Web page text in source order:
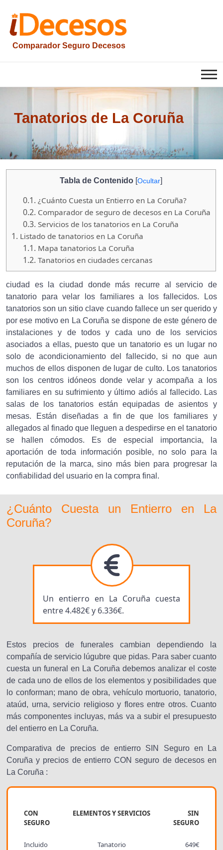
contenido
Comparador Seguro Decesos
iesquelas
Tanatorios de La Coruña
Tabla de Contenido [Ocultar]
0.1. ¿Cuánto Cuesta un Entierro en La Coruña?
0.2. Comparador de seguro de decesos en La Coruña
0.3. Servicios de los tanatorios en La Coruña
1. Listado de tanatorios en La Coruña
1.1. Mapa tanatorios La Coruña
1.2. Tanatorios en ciudades cercanas
ciudad es la ciudad donde más recurre al servicio de
tanatorio para velar los familiares a los fallecidos. Los
tanatorios son un sitio clave cuando fallece un ser querido y
por ese motivo en La Coruña se dispone de este género de
instalaciones y de todos y cada uno de los servicios
asociados a ellas, puesto que un tanatorio es un lugar no
solo de acondicionamiento del fallecido, si no que aun
muchos de ellos disponen de lugar de culto. Los tanatorios
son los centros idóneos donde velar y acompaña a los
familiares en su sufrimiento y último adiós al fallecido. Las
salas de los tanatorios están equipadas de asientos y
mesas. Están diseñadas a fin de que los familiares y
allegados al finado que lleguen a despedirse en el tanatorio
se hallen cómodos. Es de especial importancia, la
aportación de toda información posible, no solo para la
reputación de la marca, sino más bien para progresar la
confiabilidad del usuario en la compra final.
¿Cuánto Cuesta un Entierro en La
Coruña?
Un entierro en La Coruña cuesta
entre 4.482€ y 6.336€.
Estos precios de funerales cambian dependiendo la
compañía de servicio lúgubre que pidas. Para saber cuanto
cuesta un funeral en La Coruña debemos analizar el coste
de cada uno de ellos de los elementos y posibilidades que
lo conforman; mano de obra, vehículo mortuorio, tanatorio,
ataúd, urna, servicio religioso y flores entre otros. Cuanto
más componentes incluyas, más va a subir el presupuesto
del entierro en La Coruña.
Comparativa de precios de entierro SIN Seguro en La
Coruña y precios de entierro CON seguro de decesos en
La Coruña :
CON
SEGURO
ELEMENTOS Y SERVICIOS
SIN
SEGURO
Incluido Tanatorio
649€